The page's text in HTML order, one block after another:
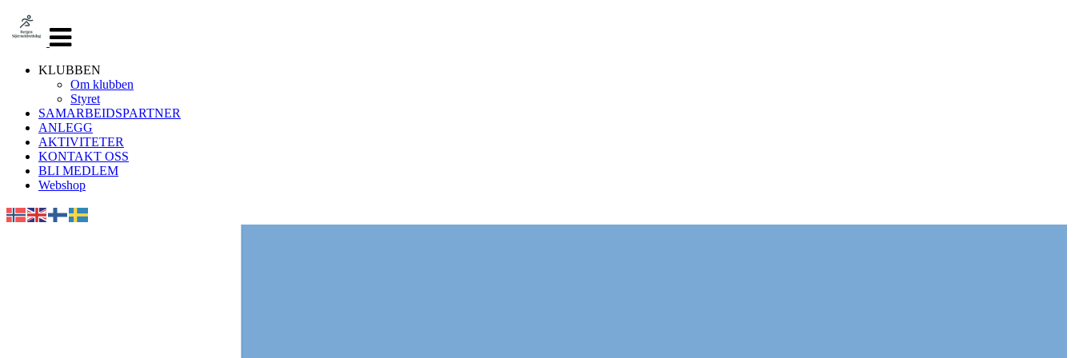
navigasjon
KLUBBEN
Om klubben
Styret
SAMARBEIDSPARTNER
ANLEGG
AKTIVITETER
KONTAKT OSS
BLI MEDLEM
Webshop